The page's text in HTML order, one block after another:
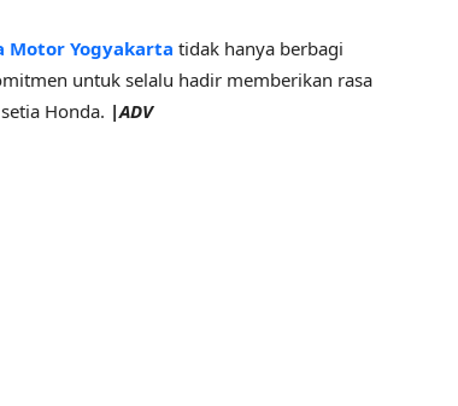
Motor Yogyakarta tidak hanya berbagi
untuk selalu hadir memberikan rasa
Honda. |ADV